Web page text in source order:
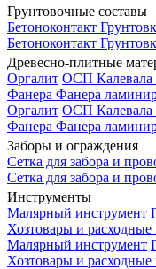
Грунтовочные составы
Бетоноконтакт
Бетоноконтакт
Древесно-плитные
Оргалит ОСП Калевала
Фанера Фанера
Оргалит ОСП Калевала
Фанера Фанера
Заборы и ограждения
Сетка для забора и
Сетка для забора и
Инструменты
Малярный инструмент
Хозтовары и
Малярный инструмент
Хозтовары и